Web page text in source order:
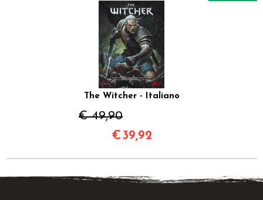
The Witcher - Italiano
€ 49,90
€39,92